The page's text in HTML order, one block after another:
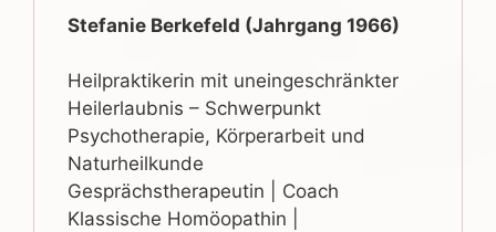
Stefanie Berkefeld (Jahrgang 1966)
Heilpraktikerin mit uneingeschränkter
Heilerlaubnis – Schwerpunkt
Psychotherapie, Körperarbeit und
Naturheilkunde
Gesprächstherapeutin | Coach
Klassische Homöopathin |